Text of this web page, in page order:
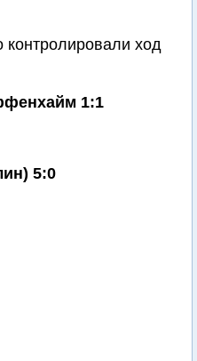
контролировали ход
1:1
5:0